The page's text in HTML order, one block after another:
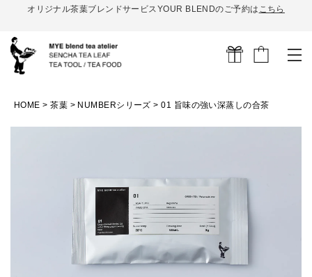
オリジナル茶葉ブレンドサービスYOUR BLENDのご予約は こちら
HOME 茶葉 NUMBERシリーズ 01 旨味の強い深蒸しの合茶